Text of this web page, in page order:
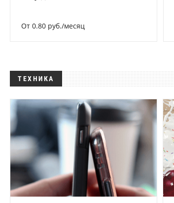
От 0.80 руб./месяц
ТЕХНИКА